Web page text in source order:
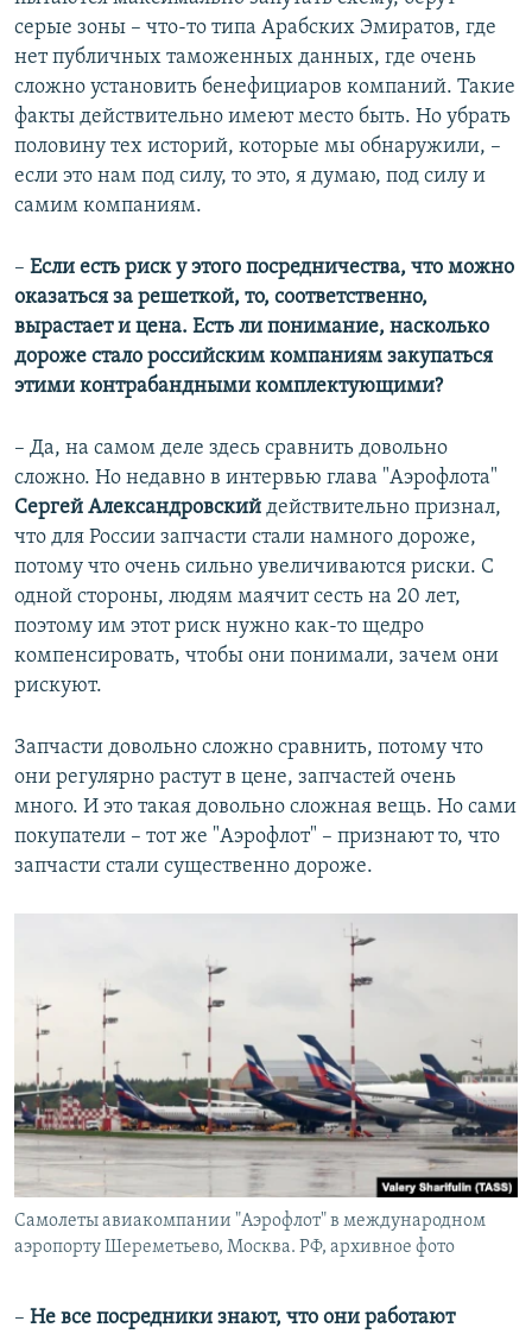
серые зоны – что-то типа Арабских Эмиратов, где
нет публичных таможенных данных, где очень
сложно установить бенефициаров компаний. Такие
факты действительно имеют место быть. Но убрать
половину тех историй, которые мы обнаружили, –
если это нам под силу, то это, я думаю, под силу и
самим компаниям.
– Если есть риск у этого посредничества, что можно
оказаться за решеткой, то, соответственно,
вырастает и цена. Есть ли понимание, насколько
дороже стало российским компаниям закупаться
этими контрабандными комплектующими?
– Да, на самом деле здесь сравнить довольно
сложно. Но недавно в интервью глава "Аэрофлота"
Сергей Александровский действительно признал,
что для России запчасти стали намного дороже,
потому что очень сильно увеличиваются риски. С
одной стороны, людям маячит сесть на 20 лет,
поэтому им этот риск нужно как-то щедро
компенсировать, чтобы они понимали, зачем они
рискуют.
Запчасти довольно сложно сравнить, потому что
они регулярно растут в цене, запчастей очень
много. И это такая довольно сложная вещь. Но сами
покупатели – тот же "Аэрофлот" – признают то, что
запчасти стали существенно дороже.
Самолеты авиакомпании "Аэрофлот" в международном
аэропорту Шереметьево, Москва. РФ, архивное фото
– Не все посредники знают, что они работают